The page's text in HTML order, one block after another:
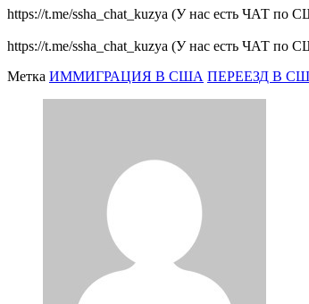
https://t.me/ssha_chat_kuzya (У нас есть ЧАТ
https://t.me/ssha_chat_kuzya (У нас есть ЧАТ
Метка ИММИГРАЦИЯ В США ПЕРЕЕЗД В